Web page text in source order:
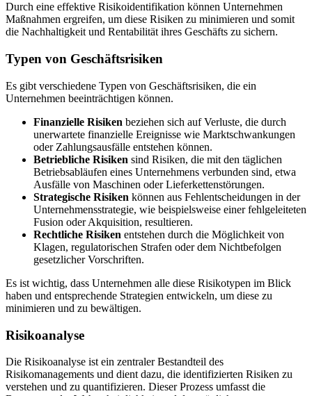
Durch eine effektive Risikoidentifikation können Unternehmen
Maßnahmen ergreifen, um diese Risiken zu minimieren und somit
die Nachhaltigkeit und Rentabilität ihres Geschäfts zu sichern.
Typen von Geschäftsrisiken
Es gibt verschiedene Typen von Geschäftsrisiken, die ein
Unternehmen beeinträchtigen können.
Finanzielle Risiken beziehen sich auf Verluste, die durch
unerwartete finanzielle Ereignisse wie Marktschwankungen
oder Zahlungsausfälle entstehen können.
Betriebliche Risiken sind Risiken, die mit den täglichen
Betriebsabläufen eines Unternehmens verbunden sind, etwa
Ausfälle von Maschinen oder Lieferkettenstörungen.
Strategische Risiken können aus Fehlentscheidungen in der
Unternehmensstrategie, wie beispielsweise einer fehlgeleiteten
Fusion oder Akquisition, resultieren.
Rechtliche Risiken entstehen durch die Möglichkeit von
Klagen, regulatorischen Strafen oder dem Nichtbefolgen
gesetzlicher Vorschriften.
Es ist wichtig, dass Unternehmen alle diese Risikotypen im Blick
haben und entsprechende Strategien entwickeln, um diese zu
minimieren und zu bewältigen.
Risikoanalyse
Die Risikoanalyse ist ein zentraler Bestandteil des
Risikomanagements und dient dazu, die identifizierten Risiken zu
verstehen und zu quantifizieren. Dieser Prozess umfasst die